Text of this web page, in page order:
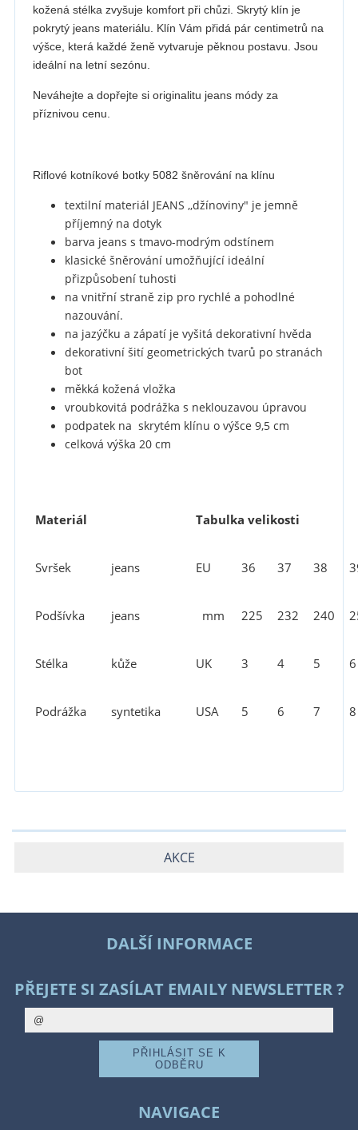
kožená stélka zvyšuje komfort při chůzi. Skrytý klín je
pokrytý jeans materiálu. Klín Vám přidá pár centimetrů na
výšce, která každé ženě vytvaruje pěknou postavu. Jsou
ideální na letní sezónu.
Neváhejte a dopřejte si originalitu jeans módy za
příznivou cenu.
Riflové kotníkové botky 5082 šněrování na klínu
textilní materiál JEANS ,,džínoviny" je jemně
příjemný na dotyk
barva jeans s tmavo-modrým odstínem
klasické šněrování umožňující ideální
přizpůsobení tuhosti
na vnitřní straně zip pro rychlé a pohodlné
nazouvání.
na jazýčku a zápatí je vyšitá dekorativní hvěda
dekorativní šití geometrických tvarů po stranách
bot
měkká kožená vložka
vroubkovitá podrážka s neklouzavou úpravou
podpatek na skrytém klínu o výšce 9,5 cm
celková výška 20 cm
Materiál Tabulka velikosti
Svršek jeans EU 36 37 38
Podšívka jeans mm 225 232 240
Stélka kůže UK 3 4 5 6
Podrážka syntetika USA 5 6 7 8
AKCE
DALŠÍ INFORMACE
PŘEJETE SI ZASÍLAT EMAILY NEWSLETTER ?
NAVIGACE